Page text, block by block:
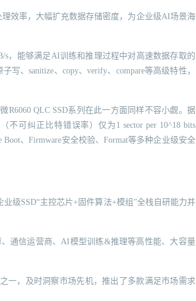
效率，大幅扩充数据存储密度，为企业级AI场景海
s，能够满足AI训练和推理过程中对高速数据存取的
、sanitize、copy、verify、compare等高级特性，
R6060 QLC SSD系列在此一方面同样不容小觑。据
不可纠正比特错误率）仅为1 sector per 10^18 bits
、Firmware安全校验、Format等多种企业级安全
级SSD“主控芯片+固件算法+模组”全栈自研能力并
通信运营商、AI模型训练&推理等高性能、大容量
一，及时洞察市场先机，推出了多款满足市场需求